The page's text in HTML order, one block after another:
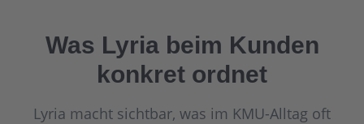
Was Lyria beim Kunden
konkret ordnet
Lyria macht sichtbar, was im KMU-Alltag oft